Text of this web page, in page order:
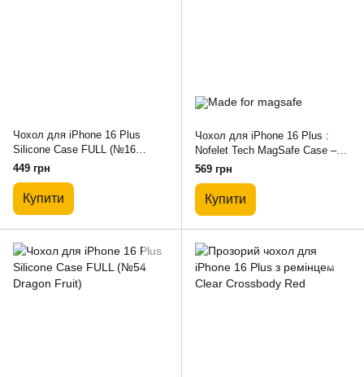
Чохол для iPhone 16 Plus
Silicone Case FULL (№16
Charcoal Gray)
449 грн
Купити
Чохол для iPhone 16 Plus :
Nofelet Tech MagSafe Case –
Brown
569 грн
Купити